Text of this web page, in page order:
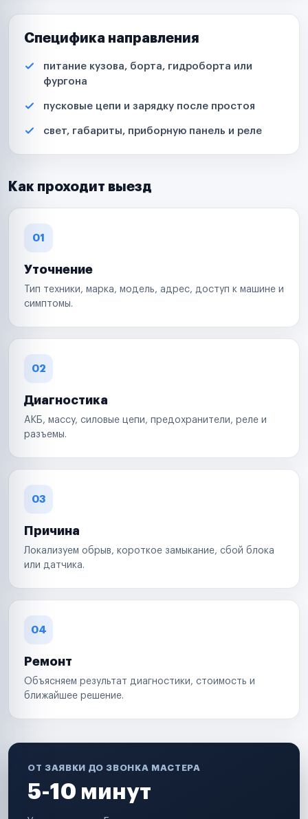
Специфика направления
питание кузова, борта, гидроборта или
фургона
пусковые цепи и зарядку после простоя
свет, габариты, приборную панель и реле
Как проходит выезд
01
Уточнение
Тип техники, марка, модель, адрес, доступ к машине и
симптомы.
02
Диагностика
АКБ, массу, силовые цепи, предохранители, реле и
разъемы.
03
Причина
Локализуем обрыв, короткое замыкание, сбой блока
или датчика.
04
Ремонт
Объясняем результат диагностики, стоимость и
ближайшее решение.
ОТ ЗАЯВКИ ДО ЗВОНКА МАСТЕРА
5-10 минут